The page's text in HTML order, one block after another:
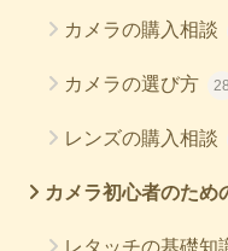
カメラの購入相談
カメラの選び方 28
レンズの購入相談
カメラ初心者のため